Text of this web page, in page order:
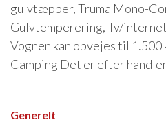
gulvtæpper, Truma Mono-
Gulvtemperering, Tv/
Vognen kan opvejes til 1.500
Camping Det er efter
Generelt